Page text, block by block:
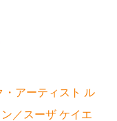
・アーティスト ル
／スーザ ケイエ